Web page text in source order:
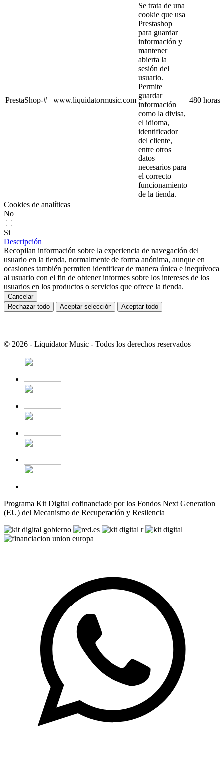
PrestaShop-# www.liquidatormusic.com
Se trata de una
cookie que usa
Prestashop
para guardar
información y
mantener
abierta la
sesión del
usuario.
Permite
guardar
información
como la divisa,
el idioma,
identificador
del cliente,
entre otros
datos
necesarios para
el correcto
funcionamiento
de la tienda.
480 horas
Cookies de analíticas
No
Si
Descripción
Recopilan información sobre la experiencia de navegación del
usuario en la tienda, normalmente de forma anónima, aunque en
ocasiones también permiten identificar de manera única e inequívoca
al usuario con el fin de obtener informes sobre los intereses de los
usuarios en los productos o servicios que ofrece la tienda.
Cancelar
Rechazar todo
Aceptar selección Aceptar todo
© 2026 - Liquidator Music - Todos los derechos reservados
Programa Kit Digital cofinanciado por los Fondos Next Generation
(EU) del Mecanismo de Recuperación y Resilencia